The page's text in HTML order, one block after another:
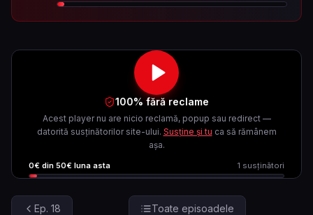
100% fără reclame
Acest player nu are nicio reclamă, popup sau redirect —
datorită susținătorilor site-ului. Susține și tu ca să rămânem
așa.
0€ din 50€ luna asta 1 susținători
Ep. 18 Toate episoadele